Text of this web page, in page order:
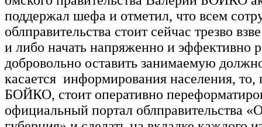
поддержал шефа и отметил, что всем
облправительства стоит сейчас трезво
и либо начать напряженно и эффективно
добровольно оставить занимаемую
касается информирования населения, то,
БОЙКО, стоит оперативно
официальный портал облправительства